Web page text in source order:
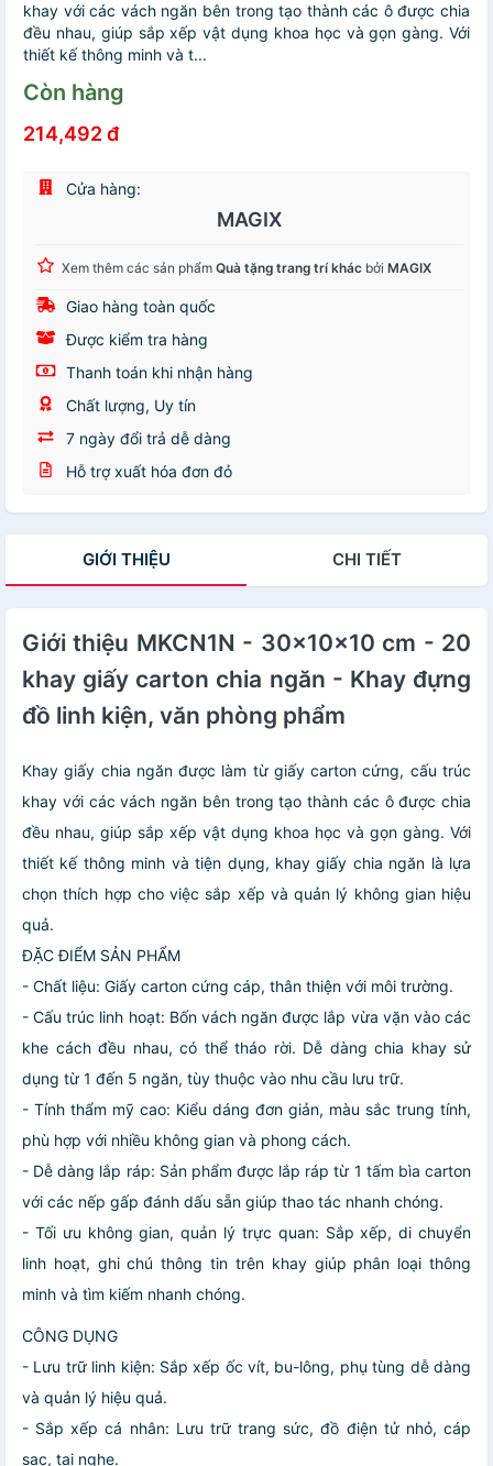
khay với các vách ngăn bên trong tạo thành các ô được chia
đều nhau, giúp sắp xếp vật dụng khoa học và gọn gàng. Với
thiết kế thông minh và t...
Còn hàng
214,492 đ
Cửa hàng:
MAGIX
Xem thêm các sản phẩm Quà tặng trang trí khác bởi MAGIX
Giao hàng toàn quốc
Được kiểm tra hàng
Thanh toán khi nhận hàng
Chất lượng, Uy tín
7 ngày đổi trả dễ dàng
Hỗ trợ xuất hóa đơn đỏ
GIỚI THIỆU CHI TIẾT
Giới thiệu MKCN1N - 30x10x10 cm - 20
khay giấy carton chia ngăn - Khay đựng
đồ linh kiện, văn phòng phẩm
Khay giấy chia ngăn được làm từ giấy carton cứng, cấu trúc
khay với các vách ngăn bên trong tạo thành các ô được chia
đều nhau, giúp sắp xếp vật dụng khoa học và gọn gàng. Với
thiết kế thông minh và tiện dụng, khay giấy chia ngăn là lựa
chọn thích hợp cho việc sắp xếp và quản lý không gian hiệu
quả.
ĐẶC ĐIỂM SẢN PHẨM
- Chất liệu: Giấy carton cứng cáp, thân thiện với môi trường.
- Cấu trúc linh hoạt: Bốn vách ngăn được lắp vừa vặn vào các
khe cách đều nhau, có thể tháo rời. Dễ dàng chia khay sử
dụng từ 1 đến 5 ngăn, tùy thuộc vào nhu cầu lưu trữ.
- Tính thẩm mỹ cao: Kiểu dáng đơn giản, màu sắc trung tính,
phù hợp với nhiều không gian và phong cách.
- Dễ dàng lắp ráp: Sản phẩm được lắp ráp từ 1 tấm bìa carton
với các nếp gấp đánh dấu sẵn giúp thao tác nhanh chóng.
- Tối ưu không gian, quản lý trực quan: Sắp xếp, di chuyển
linh hoạt, ghi chú thông tin trên khay giúp phân loại thông
minh và tìm kiếm nhanh chóng.
CÔNG DỤNG
- Lưu trữ linh kiện: Sắp xếp ốc vít, bu-lông, phụ tùng dễ dàng
và quản lý hiệu quả.
- Sắp xếp cá nhân: Lưu trữ trang sức, đồ điện tử nhỏ, cáp
sạc, tai nghe.